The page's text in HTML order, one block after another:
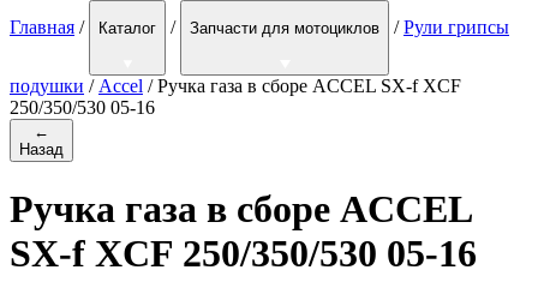
Главная / Каталог / Запчасти для мотоциклов / Рули грипсы
подушки / Accel / Ручка газа в сборе ACCEL SX-f XCF
250/350/530 05-16
←
Назад
Ручка газа в сборе ACCEL
SX-f XCF 250/350/530 05-16